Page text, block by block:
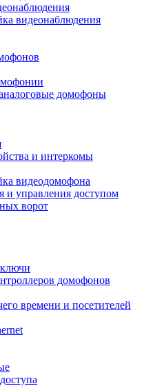
видеонаблюдения
домофоны
и интеркомы
видеодомофона
управления доступом
ворот
домофонов
времени и посетителей